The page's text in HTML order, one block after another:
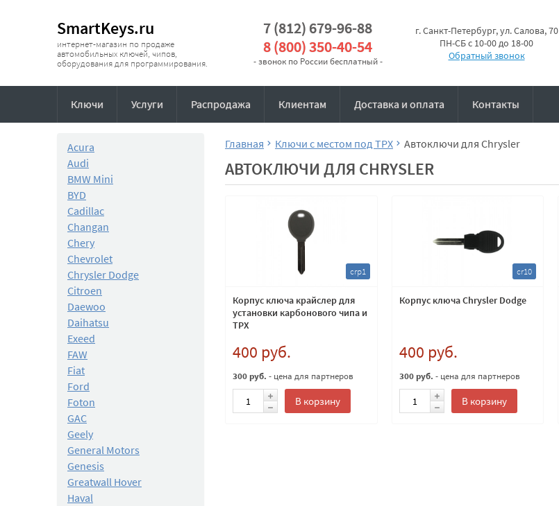
SmartKeys.ru
интернет-магазин по продаже
автомобильных ключей, чипов,
оборудования для программирования.
7 (812) 679-96-88
8 (800) 350-40-54
- звонок по России бесплатный -
г. Санкт-Петербург, ул. Салова, 70
ПН-СБ с 10-00 до 18-00
Обратный звонок
Ключи Услуги Распродажа Клиентам Доставка и оплата Контакты
Acura
Audi
BMW Mini
BYD
Cadillac
Changan
Chery
Chevrolet
Chrysler Dodge
Citroen
Daewoo
Daihatsu
Exeed
FAW
Fiat
Ford
Foton
GAC
Geely
General Motors
Genesis
Greatwall Hover
Haval
Главная Ключи с местом под TPX Автоключи для Chrysler
АВТОКЛЮЧИ ДЛЯ CHRYSLER
crp1
Корпус ключа крайслер для
установки карбонового чипа и
TPX
400 руб.
300 руб. - цена для партнеров
В корзину
cr10
Корпус ключа Chrysler Dodge
400 руб.
300 руб. - цена для партнеров
В корзину